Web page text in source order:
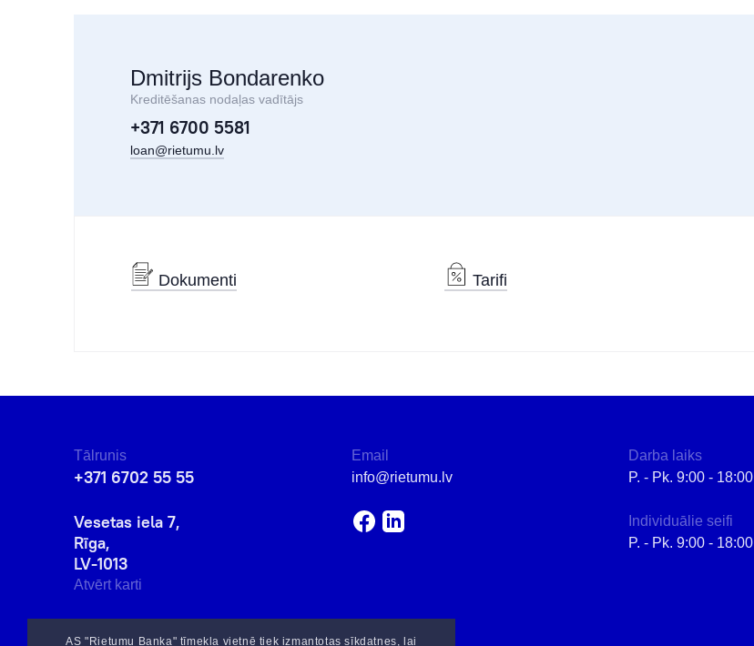
Dmitrijs Bondarenko
Kreditēšanas nodaļas vadītājs
+371 6700 5581
loan@rietumu.lv
Dokumenti Tarifi
AS "Rietumu Banka" tīmekļa vietnē tiek izmantotas sīkdatnes, lai
Tālrunis
+371 6702 55 55
Vesetas iela 7,
Rīga,
LV-1013
Atvērt karti
Email
info@rietumu.lv
Darba laiks
P. - Pk. 9:00 - 18:00
Individuālie seifi
P. - Pk. 9:00 - 18:00